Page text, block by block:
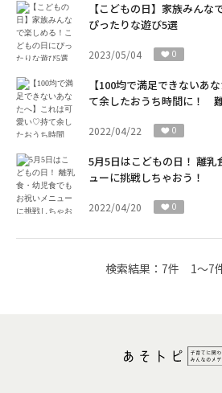
【こどもの日】家族みん
ぴったりな遊び5選
2023/05/04 0
【100均で満足できないあ
て余したおうち時間に！
2022/04/22 0
5月5日はこどもの日！ 離
ューに挑戦しちゃおう！
2022/04/20 0
検索結果： 7件 1～7